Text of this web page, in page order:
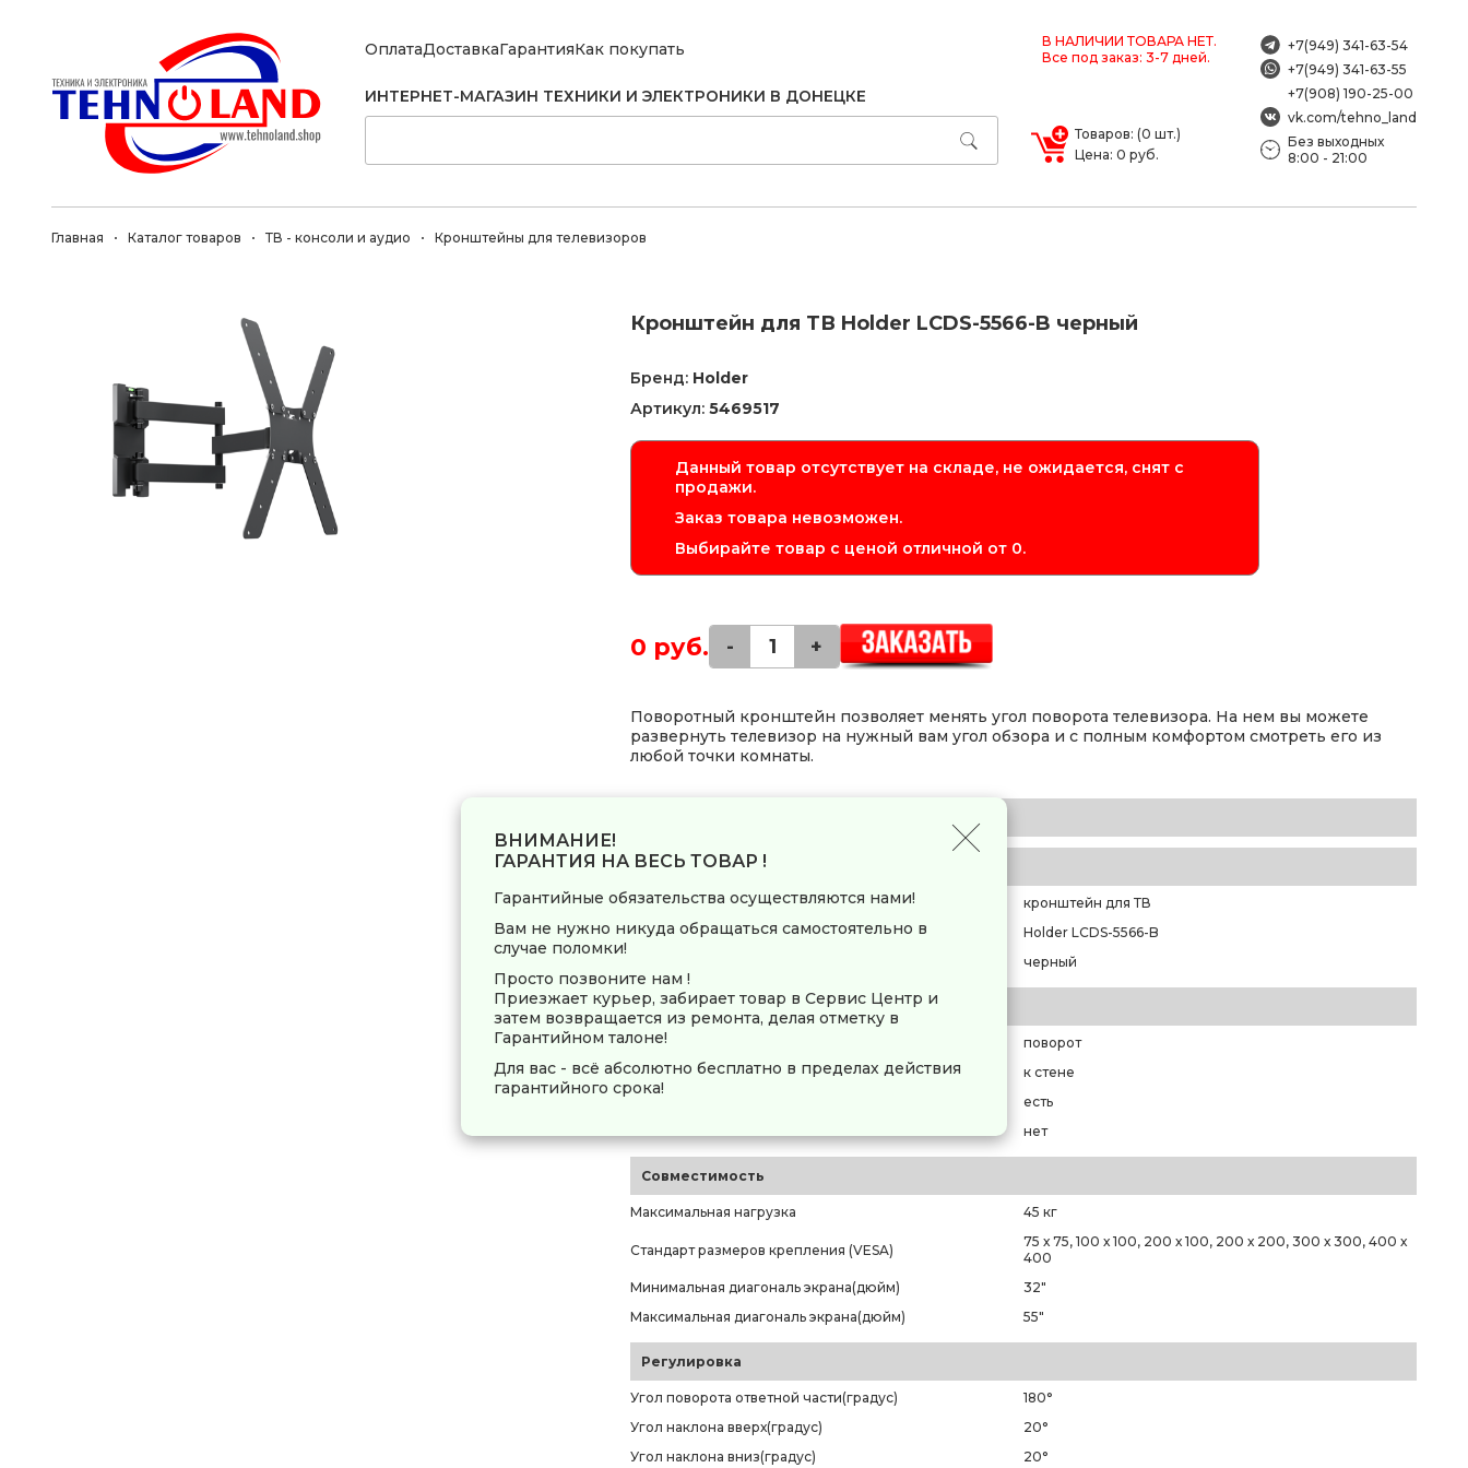
ОплатаДоставкаГарантияКак покупать
В НАЛИЧИИ ТОВАРА НЕТ.
Все под заказ: 3-7 дней.
ИНТЕРНЕТ-МАГАЗИН ТЕХНИКИ И ЭЛЕКТРОНИКИ В ДОНЕЦКЕ
Товаров: (0 шт.)
Цена: 0 руб.
+7(949) 341-63-54
+7(949) 341-63-55
+7(908) 190-25-00
vk.com/tehno_land
Без выходных
8:00 - 21:00
Главная Каталог товаров ТВ - консоли и аудио Кронштейны для телевизоров
Кронштейн для ТВ Holder LCDS-5566-B черный
Бренд: Holder
Артикул: 5469517
Данный товар отсутствует на складе, не ожидается, снят с
продажи.
Заказ товара невозможен.
Выбирайте товар с ценой отличной от 0.
0 руб. - +
Поворотный кронштейн позволяет менять угол поворота телевизора. На нем вы можете
развернуть телевизор на нужный вам угол обзора и с полным комфортом смотреть его из
любой точки комнаты.
Общие параметры
Тип
кронштейн для ТВ
Модель
Holder LCDS-5566-B
черный
Конструкция
Способ регулировки
поворот
Место крепления кронштейна
к стене
есть
нет
Совместимость
Максимальная нагрузка 45 кг
Стандарт размеров крепления (VESA)
75 х 75, 100 х 100, 200 х 100, 200 х 200, 300 х 300, 400 х
400
Минимальная диагональ экрана(дюйм)
32"
Максимальная диагональ экрана(дюйм)
55"
Регулировка
Угол поворота ответной части(градус)
180°
Угол наклона вверх(градус)
20°
Угол наклона вниз(градус)
20°
ВНИМАНИЕ!
ГАРАНТИЯ НА ВЕСЬ ТОВАР !
Гарантийные обязательства осуществляются нами!
Вам не нужно никуда обращаться самостоятельно в
случае поломки!
Просто позвоните нам !
Приезжает курьер, забирает товар в Сервис Центр и
затем возвращается из ремонта, делая отметку в
Гарантийном талоне!
Для вас - всё абсолютно бесплатно в пределах действия
гарантийного срока!